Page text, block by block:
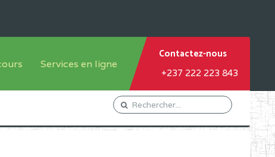
francophone
Services en ligne
Orientation Conseil
Gestion du Personnel
Contactez-nous
+237 222 223 843